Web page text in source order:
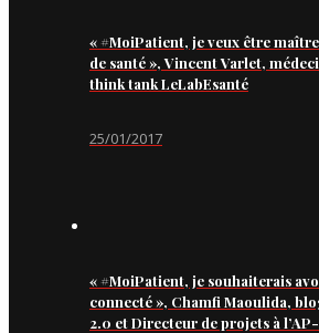
« #MoiPatient, je veux être
de santé », Vincent Varlet,
think tank LeLabEsanté
25/01/2017
« #MoiPatient, je souhaiterais
connecté », Chamfi Maoulida,
2.0 et Directeur de projets à